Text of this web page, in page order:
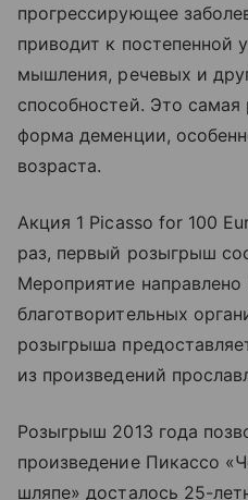
прогрессирующее
приводит к постепенной
мышления, речевых и
способностей. Это самая
форма деменции,
возраста.
Акция 1 Picasso for 100
раз, первый розыгрыш
Мероприятие
благотворительных
розыгрыша
из произведений
Розыгрыш 2013 года
произведение Пикассо
шляпе» досталось 25-